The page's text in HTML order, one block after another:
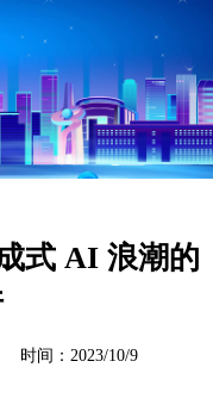
式 AI 浪潮的
间：2023/10/9